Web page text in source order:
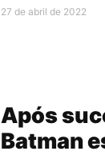
27 de abril de 2022
Após
Batman